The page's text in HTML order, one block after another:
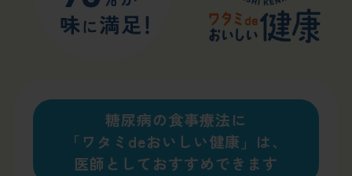
糖尿病の食事療法に
「ワタミdeおいしい健康」は、
医師としておすすめできます